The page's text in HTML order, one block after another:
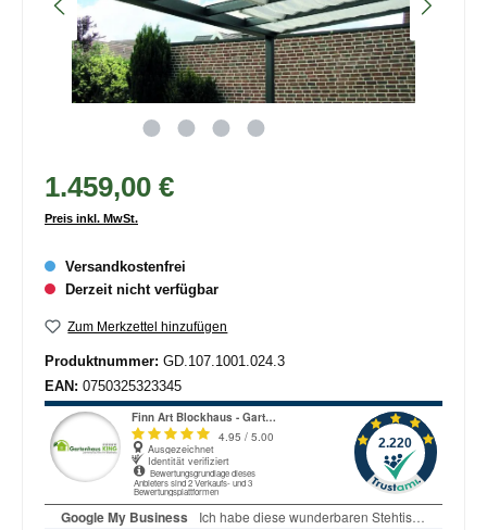
1.459,00 €
Preis inkl. MwSt.
Versandkostenfrei
Derzeit nicht verfügbar
Zum Merkzettel hinzufügen
Produktnummer: GD.107.1001.024.3
EAN: 0750325323345